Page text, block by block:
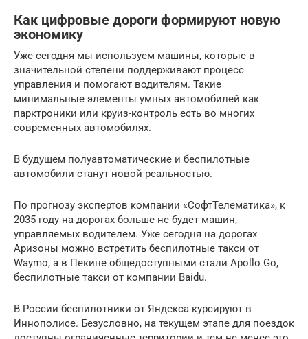
Как цифровые дороги формируют новую
экономику
Уже сегодня мы используем машины, которые в
значительной степени поддерживают процесс
управления и помогают водителям. Такие
минимальные элементы умных автомобилей как
парктроники или круиз-контроль есть во многих
современных автомобилях.
В будущем полуавтоматические и беспилотные
автомобили станут новой реальностью.
По прогнозу экспертов компании «СофтТелематика», к
2035 году на дорогах больше не будет машин,
управляемых водителем. Уже сегодня на дорогах
Аризоны можно встретить беспилотные такси от
Waymo, а в Пекине общедоступными стали Apollo Go,
беспилотные такси от компании Baidu.
В России беспилотники от Яндекса курсируют в
Иннополисе. Безусловно, на текущем этапе для поездок